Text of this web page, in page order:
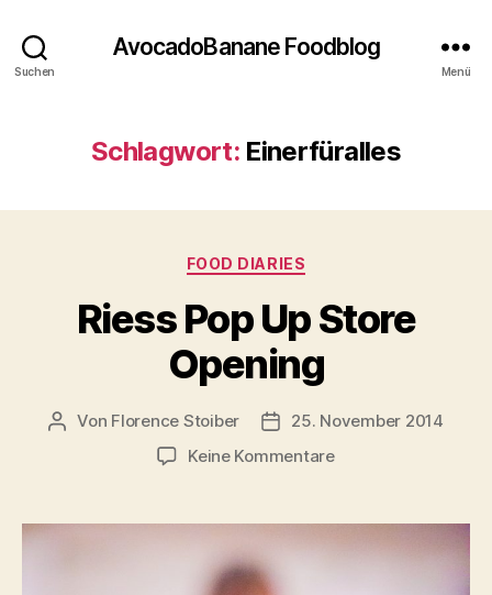
Suchen
AvocadoBanane Foodblog
Menü
Schlagwort: Einerfüralles
Kategorien
FOOD DIARIES
Riess Pop Up Store
Opening
Beitragsautor
Von Florence Stoiber Veröffentlichungsdatum
25. November 2014
Keine Kommentarezu
Up